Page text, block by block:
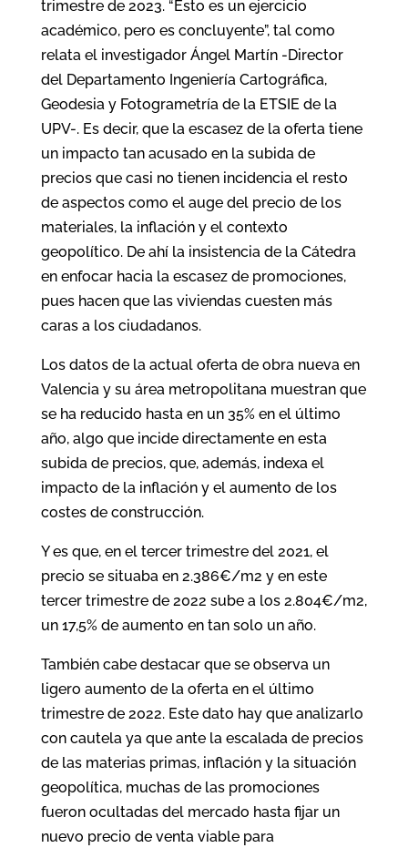
trimestre de 2023. “Esto es un ejercicio
académico, pero es concluyente”, tal como
relata el investigador Ángel Martín -Director
del Departamento Ingeniería Cartográfica,
Geodesia y Fotogrametría de la ETSIE de la
UPV-. Es decir, que la escasez de la oferta tiene
un impacto tan acusado en la subida de
precios que casi no tienen incidencia el resto
de aspectos como el auge del precio de los
materiales, la inflación y el contexto
geopolítico. De ahí la insistencia de la Cátedra
en enfocar hacia la escasez de promociones,
pues hacen que las viviendas cuesten más
caras a los ciudadanos.
Los datos de la actual oferta de obra nueva en
Valencia y su área metropolitana muestran que
se ha reducido hasta en un 35% en el último
año, algo que incide directamente en esta
subida de precios, que, además, indexa el
impacto de la inflación y el aumento de los
costes de construcción.
Y es que, en el tercer trimestre del 2021, el
precio se situaba en 2.386€/m2 y en este
tercer trimestre de 2022 sube a los 2.804€/m2,
un 17,5% de aumento en tan solo un año.
También cabe destacar que se observa un
ligero aumento de la oferta en el último
trimestre de 2022. Este dato hay que analizarlo
con cautela ya que ante la escalada de precios
de las materias primas, inflación y la situación
geopolítica, muchas de las promociones
fueron ocultadas del mercado hasta fijar un
nuevo precio de venta viable para